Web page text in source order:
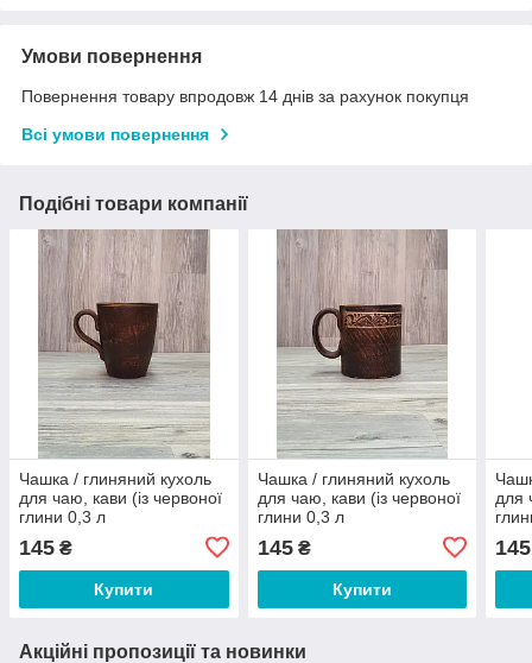
Умови повернення
Повернення товару впродовж 14 днів за рахунок покупця
Всі умови повернення
Подібні товари компанії
Чашка / глиняний кухоль
для чаю, кави (із червоної
глини 0,3 л
145 ₴
Купити
Чашка / глиняний кухоль
для чаю, кави (із червоної
глини 0,3 л
145₴
Купити
для
145
Акційні пропозиції та новинки